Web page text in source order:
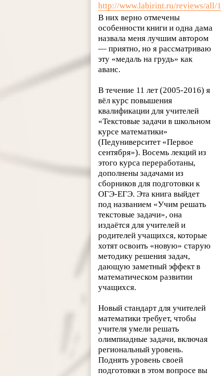
http://www.labirint.ru/reviews/all/
В них верно отмечены
особенности книги и одна дама
назвала меня лучшим автором
— приятно, но я рассматриваю
эту «медаль на грудь» как
аванс.
В течение 11 лет (2005-2016) я
вёл курс повышения
квалификации для учителей
«Текстовые задачи в школьном
курсе математики»
(Педуниверситет «Первое
сентября»). Восемь лекций из
этого курса переработаны,
дополнены задачами из
сборников для подготовки к
ОГЭ-ЕГЭ. Эта книга выйдет
под названием «Учим решать
текстовые задачи», она
издаётся для учителей и
родителей учащихся, которые
хотят освоить «новую» старую
методику решения задач,
дающую заметный эффект в
математическом развитии
учащихся.
Новый стандарт для учителей
математики требует, чтобы
учителя умели решать
олимпиадные задачи, включая
региональный уровень.
Поднять уровень своей
подготовки в этом вопросе вы